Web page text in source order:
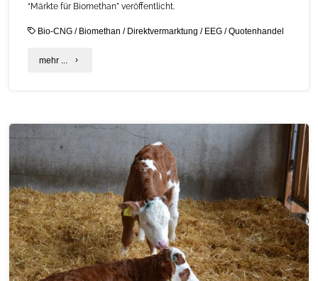
“Märkte für Biomethan” veröffentlicht.
Bio-CNG / Biomethan / Direktvermarktung / EEG /Quotenhandel
mehr ... "Märkte
–
Broschüre
im
Biogas
Forum